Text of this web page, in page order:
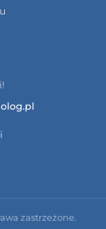
zastrzeżone.